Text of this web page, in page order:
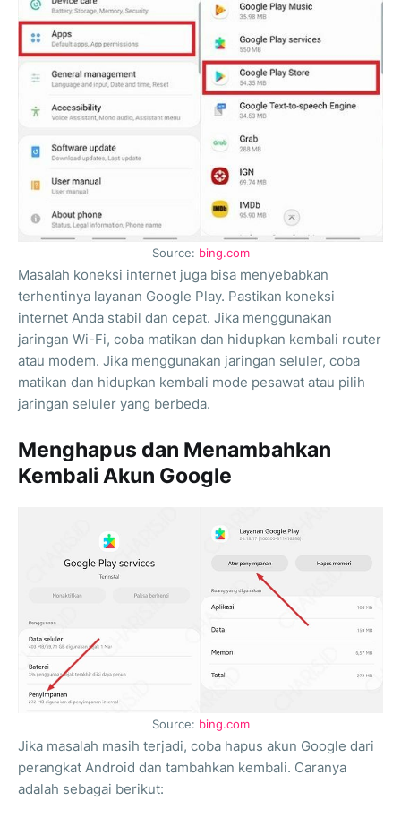
Source: bing.com
Masalah koneksi internet juga bisa menyebabkan
terhentinya layanan Google Play. Pastikan koneksi
internet Anda stabil dan cepat. Jika menggunakan
jaringan Wi-Fi, coba matikan dan hidupkan kembali router
atau modem. Jika menggunakan jaringan seluler, coba
matikan dan hidupkan kembali mode pesawat atau pilih
jaringan seluler yang berbeda.
Menghapus dan Menambahkan
Kembali Akun Google
Source: bing.com
Jika masalah masih terjadi, coba hapus akun Google dari
perangkat Android dan tambahkan kembali. Caranya
adalah sebagai berikut: